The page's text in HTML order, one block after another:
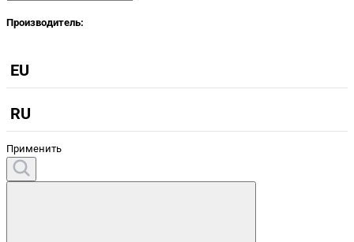
Производитель:
EU
RU
Применить